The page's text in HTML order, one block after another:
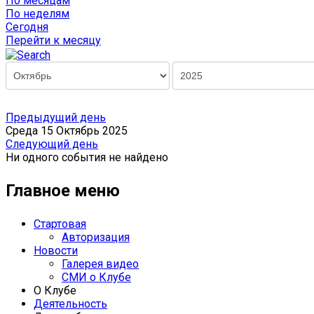
По неделям
Сегодня
Перейти к месяцу
Предыдущий день
Среда 15 Октябрь 2025
Следующий день
Ни одного события не найдено
Главное меню
Стартовая
Авторизация
Новости
Галерея видео
СМИ о Клубе
О Клубе
Деятельность